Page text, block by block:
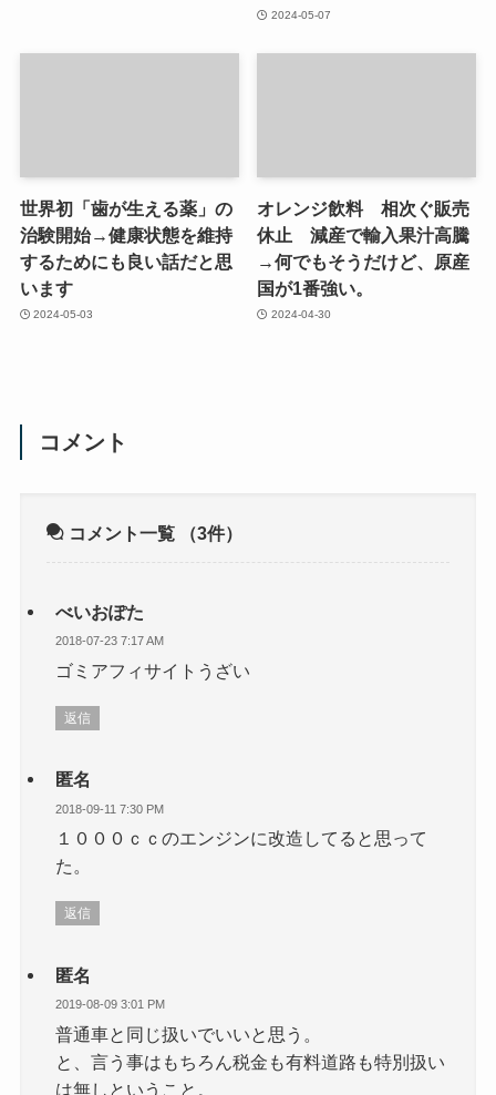
2024-05-07
世界初「歯が生える薬」の
治験開始→健康状態を維持
するためにも良い話だと思
います
2024-05-03
オレンジ飲料 相次ぐ販売
休止 減産で輸入果汁高騰
→何でもそうだけど、原産
国が1番強い。
2024-04-30
コメント
コメント一覧 （3件）
べいおぽた
2018-07-23 7:17 AM
ゴミアフィサイトうざい
返信
匿名
2018-09-11 7:30 PM
１０００ｃｃのエンジンに改造してると思って
た。
返信
匿名
2019-08-09 3:01 PM
普通車と同じ扱いでいいと思う。
と、言う事はもちろん税金も有料道路も特別扱い
は無しということ。